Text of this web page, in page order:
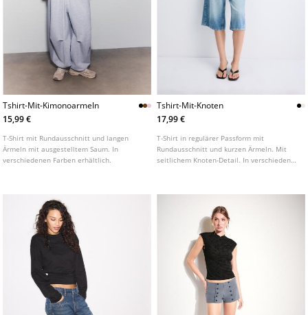
Tshirt-Mit-Kimonoarmeln
15,99 €
T-Shirt mit Rundausschnitt und langen
Ärmeln mit ausgestelltem Saum. In
verschiedenen Farben erhältlich.
Tshirt-Mit-Knoten
17,99 €
T-Shirt in regulärer Passform mit
Rundausschnitt und kurzen Ärmeln. Mit
seitlichem Knoten-Detail. In verschiedenen